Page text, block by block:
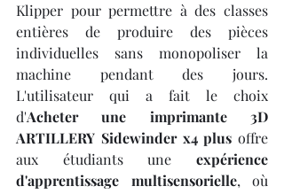
Klipper pour permettre à des classes
entières de produire des pièces
individuelles sans monopoliser la
machine pendant des jours.
L'utilisateur qui a fait le choix
d'Acheter une imprimante 3D
ARTILLERY Sidewinder x4 plus offre
aux étudiants une expérience
d'apprentissage multisensorielle, où